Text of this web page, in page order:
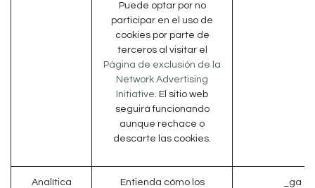
Puede optar por no
participar en el uso de
cookies por parte de
terceros al visitar el
Página de exclusión de la
Network Advertising
Initiative. El sitio web
seguirá funcionando
aunque rechace o
descarte las cookies.
Analítica
Entienda cómo los
_ga